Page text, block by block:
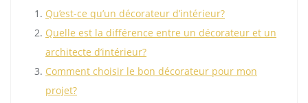
Qu’est-ce qu’un décorateur d’intérieur?
Quelle est la différence entre un décorateur et un
architecte d’intérieur?
Comment choisir le bon décorateur pour mon
projet?